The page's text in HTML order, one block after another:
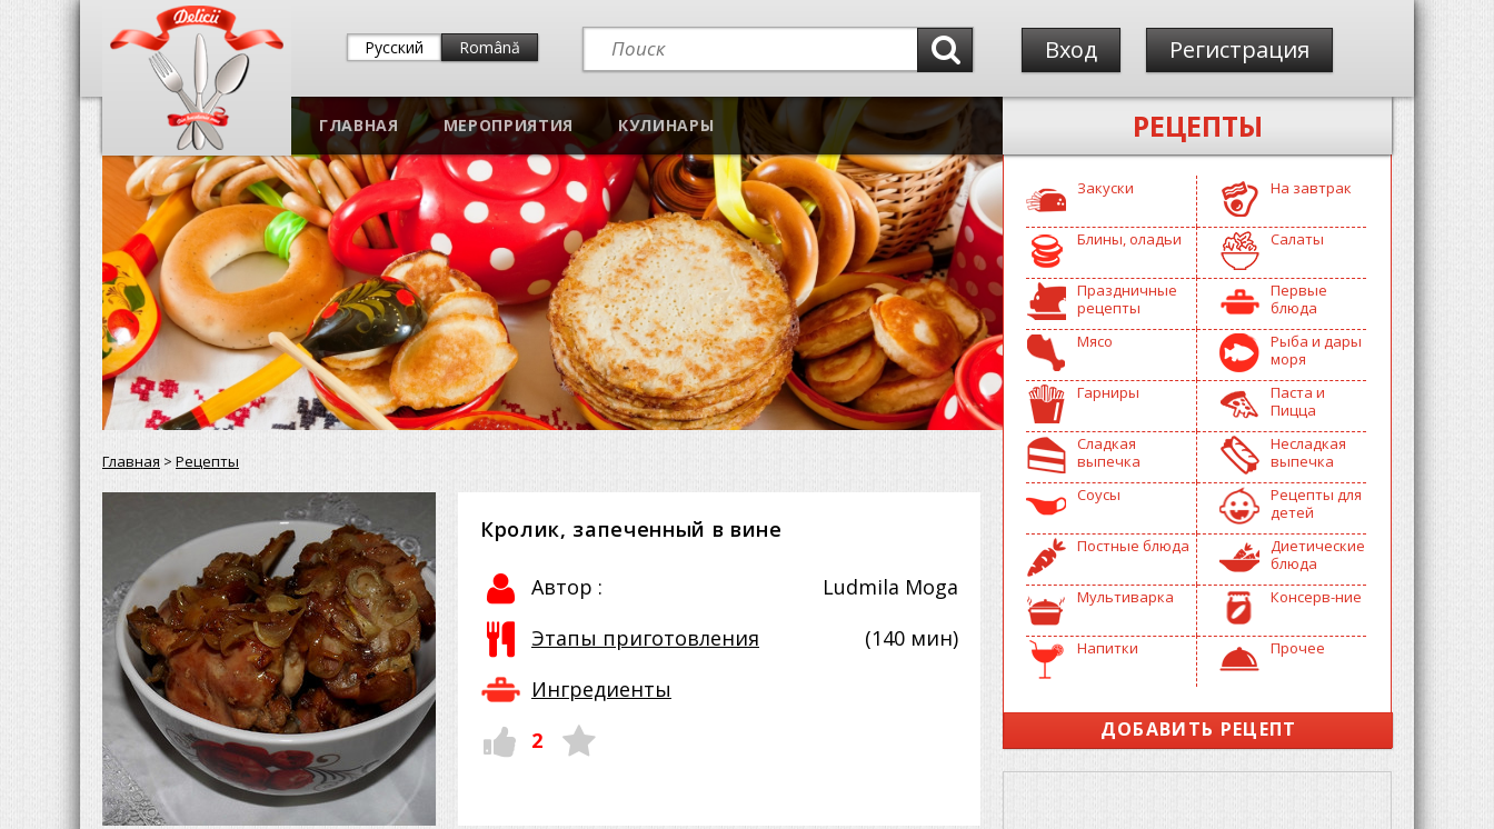
Русский Română Вход Регистрация
ГЛАВНАЯ МЕРОПРИЯТИЯ КУЛИНАРЫ РЕЦЕПТЫ
Главная > Рецепты
Кролик, запеченный в вине
Автор :
Ludmila Moga
Этапы приготовления
(140 мин)
Ингредиенты
2
Закуски На завтрак
Блины, оладьи Салаты
Праздничные
рецепты
Первые
блюда
Мясо
Рыба и дары
моря
Гарниры
Паста и
Пицца
Сладкая
выпечка
Несладкая
выпечка
Соусы
Рецепты для
детей
Постные блюда
Диетические
блюда
Мультиварка
Консерв-ние
Напитки Прочее
ДОБАВИТЬ РЕЦЕПТ